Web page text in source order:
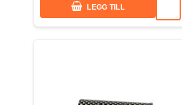
LEGG TILL